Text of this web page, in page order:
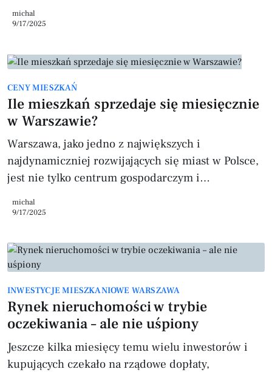
wybór odpowiedniego momentu na inwestycję.
nieruchomości oraz warunki kredytowe, dlatego
warto zastanowić się, kiedy najlepiej zrealizować
tę decyzję. W poniższym artykule szczegółowo
omawiamy najważniejsze czynniki, które warto
wziąć pod uwagę przy podejmowaniu decyzji
michal
9/17/2025
CENY MIESZKAŃ
Ile mieszkań sprzedaje się miesięcznie
w Warszawie?
Warszawa, jako jedno z największych i
najdynamiczniej rozwijających się miast w Polsce,
jest nie tylko centrum gospodarczym i
najważniejszych rynków nieruchomości. Popyt na
wysokim poziomie, co sprawia, że analiza
miesięcznej sprzedaży nieruchomości w
planujących zakup lub sprzedaż mieszkania.
Liczba sprzedanych mieszkań w Warszawie Z
danych opublikowanych przez Polski
michal
9/17/2025
INWESTYCJE MIESZKANIOWE WARSZAWA
Rynek nieruchomości w trybie
oczekiwania – ale nie uśpiony
Jeszcze kilka miesięcy temu wielu inwestorów i
kupujących czekało na rządowe dopłaty,